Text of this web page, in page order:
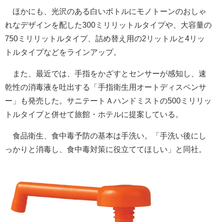
ほかにも、光沢のある白いボトルにモノトーンのおしゃ
れなデザインを配した300ミリリットルタイプや、大容量の
750ミリリットルタイプ、詰め替え用の2リットルと4リッ
トルタイプなどをラインアップ。
また、最近では、手指をかざすとセンサーが感知し、速
乾性の消毒液を吐出する「手指衛生用オートディスペンサ
ー」も発売した。サニテートＡハンドミストの500ミリリッ
トルタイプと併せて旅館・ホテルに提案している。
食品衛生、食中毒予防の基本は手洗い。「手洗い後にし
っかりと消毒し、食中毒対策に役立ててほしい」と同社。